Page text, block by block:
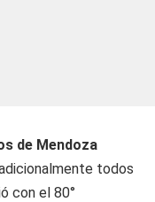
de Mendoza
todos
con el 80°